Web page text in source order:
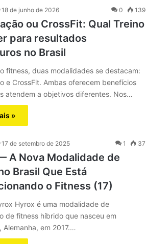
18 de junho de 2026 0 139
ou CrossFit: Qual Treino
para resultados
no Brasil
fitness, duas modalidades se destacam:
e CrossFit. Ambas oferecem benefícios
atendem a objetivos diferentes. Nos…
»
17 de setembro de 2025 1 37
A Nova Modalidade de
Brasil Que Está
o Fitness (17)
Hyrox é uma modalidade de
de fitness híbrido que nasceu em
Alemanha, em 2017.…